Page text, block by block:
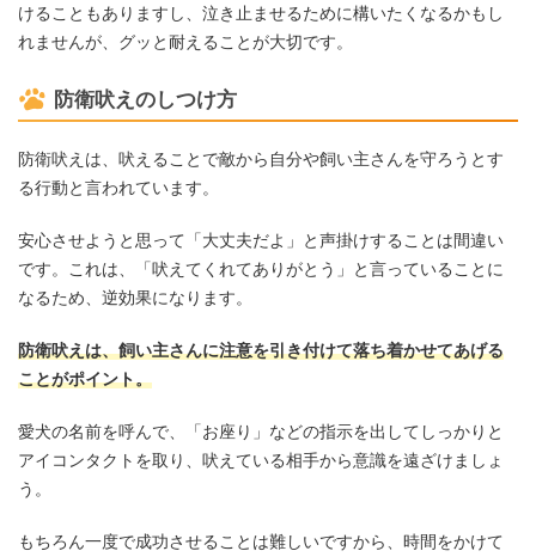
けることもありますし、泣き止ませるために構いたくなるかもし
れませんが、グッと耐えることが大切です。
防衛吠えのしつけ方
防衛吠えは、吠えることで敵から自分や飼い主さんを守ろうとす
る行動と言われています。
安心させようと思って「大丈夫だよ」と声掛けすることは間違い
です。これは、「吠えてくれてありがとう」と言っていることに
なるため、逆効果になります。
防衛吠えは、飼い主さんに注意を引き付けて落ち着かせてあげる
ことがポイント。
愛犬の名前を呼んで、「お座り」などの指示を出してしっかりと
アイコンタクトを取り、吠えている相手から意識を遠ざけましょ
う。
もちろん一度で成功させることは難しいですから、時間をかけて